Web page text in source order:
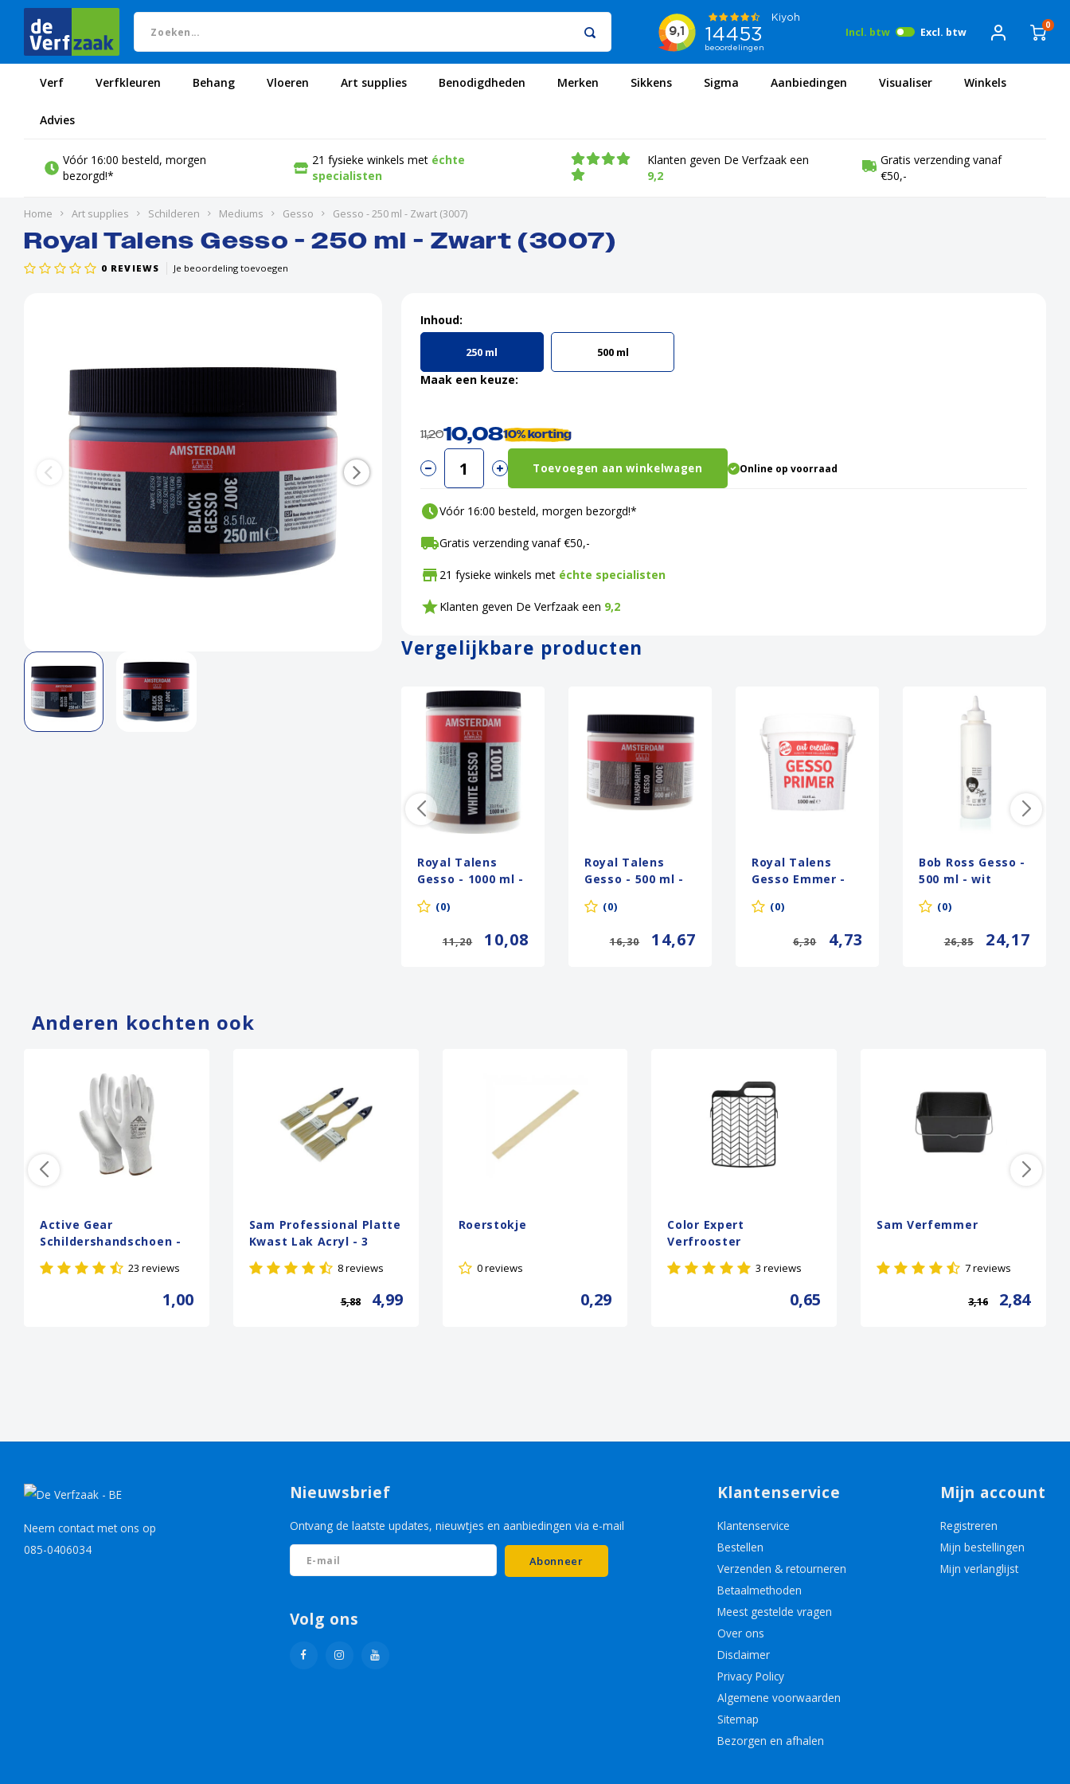
Incl. btw Excl. btw
0
Verf Verfkleuren Behang Vloeren Art supplies Benodigdheden Aanbiedingen Winkels
Advies
Merken Sikkens Sigma Visualiser
Vóór 16:00 besteld, morgen
bezorgd!*
21 fysieke winkels met échte
specialisten
Klanten geven De Verfzaak een
9,2
Gratis verzending vanaf
€50,-
Home Art supplies Schilderen Mediums Gesso Gesso - 250 ml - Zwart (3007)
Royal Talens Gesso - 250 ml - Zwart (3007)
0 REVIEWS Je beoordeling toevoegen
Inhoud:
250 ml 500 ml
Maak een keuze:
11,2010,0810%korting
Toevoegen aan winkelwagen Online op voorraad
Vóór 16:00 besteld, morgen bezorgd!*
Gratis verzending vanaf €50,-
21 fysieke winkels met échte specialisten
Klanten geven De Verfzaak een 9,2
Vergelijkbare producten
Royal Talens
Gesso - 1000 ml -
Wit (1001)
(0)
11,20 10,08
Royal Talens
Gesso - 500 ml -
Transparant
(3000)
(0)
16,30 14,67
Royal Talens
Gesso Emmer -
1000 ml
(0)
6,30 4,73
Bob Ross Gesso -
500 ml - wit
(0)
26,85 24,17
Anderen kochten ook
Active Gear
Schildershandschoen -
Wit
23 reviews
1,00
Sam Professional Platte
Kwast Lak Acryl - 3
stuks
8 reviews
5,88 4,99
Roerstokje
0 reviews
0,29
Color Expert
Verfrooster
3 reviews
0,65
Sam Verfemmer
7 reviews
3,16 2,84
Neem contact met ons op
085-0406034
Nieuwsbrief
Ontvang de laatste updates, nieuwtjes en aanbiedingen via e-mail
Abonneer
Volg ons
Klantenservice
Klantenservice
Bestellen
Verzenden & retourneren
Betaalmethoden
Meest gestelde vragen
Over ons
Disclaimer
Privacy Policy
Algemene voorwaarden
Sitemap
Bezorgen en afhalen
Mijn account
Registreren
Mijn bestellingen
Mijn verlanglijst